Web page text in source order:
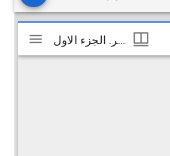
Visualiseur
Mirador
الجامع الصغير في أحاديث البشير النذير. الجزء الاول